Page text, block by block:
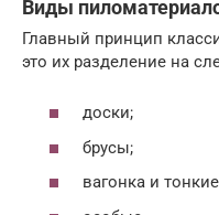
Виды
Главный принцип
это их разделение на
доски;
брусы;
вагонка и